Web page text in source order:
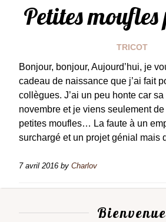
Petites
TRICOT
Bonjour, bonjour, Aujourd’hui, je
cadeau de naissance que j’ai fait
collègues. J’ai un peu honte car
novembre et je viens seulement
petites moufles… La faute à un
surchargé et un projet génial mais
7 avril 2016 by Charlov
Bienvenue